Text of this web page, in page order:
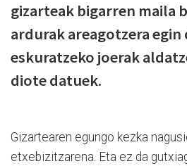
gizarteak bigarren maila
ardurak areagotzera egin
eskuratzeko joerak
diote datuek.
Gizartearen egungo kezka
etxebizitzarena. Eta ez da